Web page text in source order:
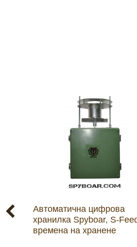
Автоматична цифрова
хранилка Spyboar, S-
времена на хранене